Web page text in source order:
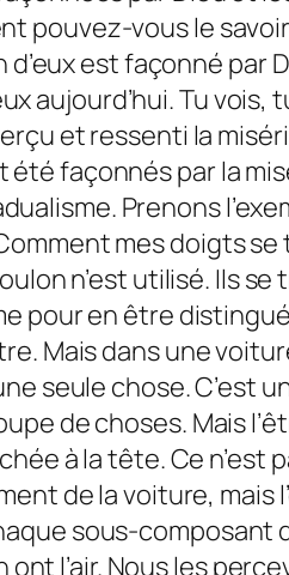
pouvez-vous le
est façonné par
aujourd’hui. Tu vois,
et ressenti la
été façonnés par la
Prenons
mes doigts
n’est utilisé. Ils
pour en être
Mais dans une
seule chose. C’est
de choses. Mais
à la tête. Ce n’est
de la voiture, mais
sous-composant
l’air. Nous les